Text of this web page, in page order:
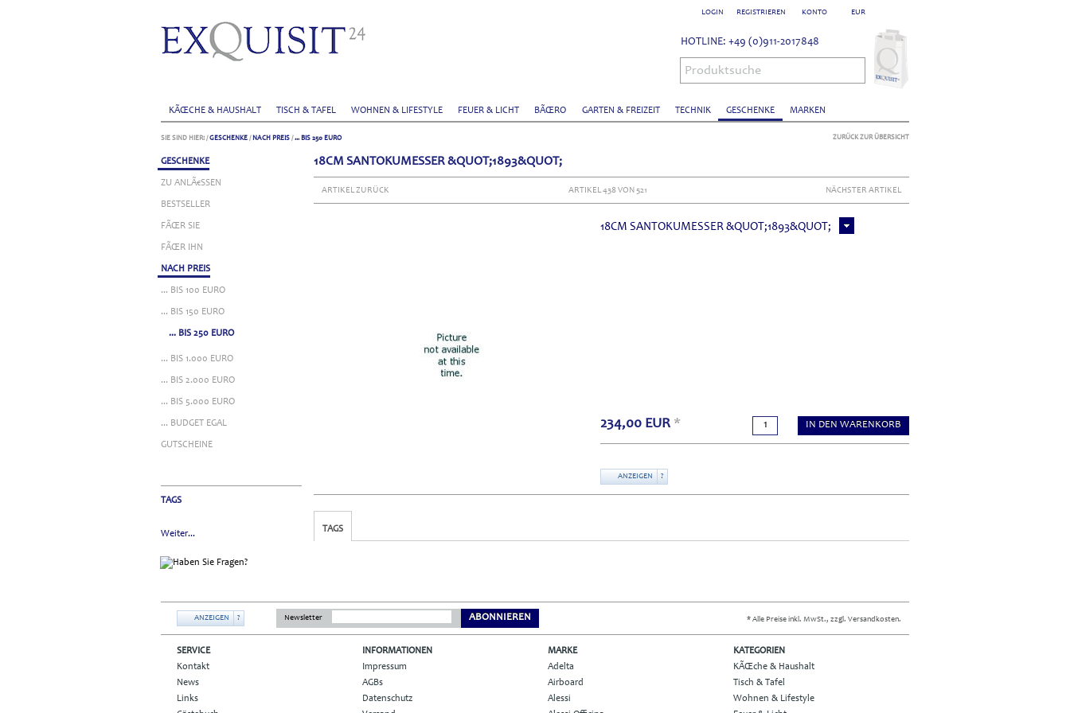
EUR
KONTO
LOGIN REGISTRIEREN
KÃŒCHE & HAUSHALT TISCH & TAFEL WOHNEN & LIFESTYLE FEUER & LICHT BÃŒRO GARTEN & FREIZEIT TECHNIK GESCHENKE MARKEN
HOTLINE: +49 (0)911-2017848
Produktsuche
SIE SIND HIER: /GESCHENKE / NACH PREIS /... BIS 250 EURO
GESCHENKE
ZU ANLÃ€SSEN
BESTSELLER
FÃŒR SIE
FÃŒR IHN
NACH PREIS
... BIS 100 EURO
... BIS 150 EURO
... BIS 250 EURO
... BIS 1.000 EURO
... BIS 2.000 EURO
... BIS 5.000 EURO
... BUDGET EGAL
GUTSCHEINE
TAGS
Weiter...
ZURÜCK ZUR ÜBERSICHT
18CM SANTOKUMESSER &QUOT;1893&QUOT;
ARTIKEL ZURÜCK ARTIKEL 438 VON 521 NÄCHSTER ARTIKEL
18CM SANTOKUMESSER &QUOT;1893&QUOT;
234,00 EUR * IN DEN WARENKORB
ANZEIGEN ?
TAGS
ANZEIGEN ? Newsletter ABONNIEREN * Alle Preise inkl. MwSt., zzgl. Versandkosten.
SERVICE
Kontakt
News
Links
INFORMATIONEN
Impressum
AGBs
Datenschutz
MARKE
Adelta
Airboard
Alessi
KATEGORIEN
KÃŒche & Haushalt
Tisch & Tafel
Wohnen & Lifestyle